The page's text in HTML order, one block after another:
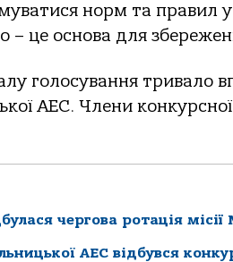
норм та правил у
– це основа для
голосування тривало
АЕС. Члени
чергова ротація місії
АЕС відбувся